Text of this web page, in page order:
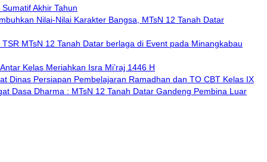
Akhir Tahun
Nilai-Nilai Karakter Bangsa, MTsN 12 Tanah Datar
TSR MTsN 12 Tanah Datar berlaga di Event pada Minangkabau
Kelas Meriahkan Isra Mi’raj 1446 H
Dinas Persiapan Pembelajaran Ramadhan dan TO CBT Kelas IX
Dasa Dharma : MTsN 12 Tanah Datar Gandeng Pembina Luar